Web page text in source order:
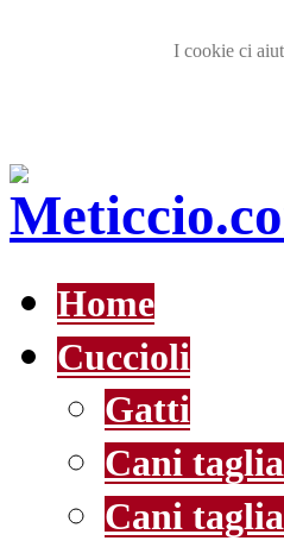
I cookie ci
Home
Cuccioli
Gatti
Cani
Cani